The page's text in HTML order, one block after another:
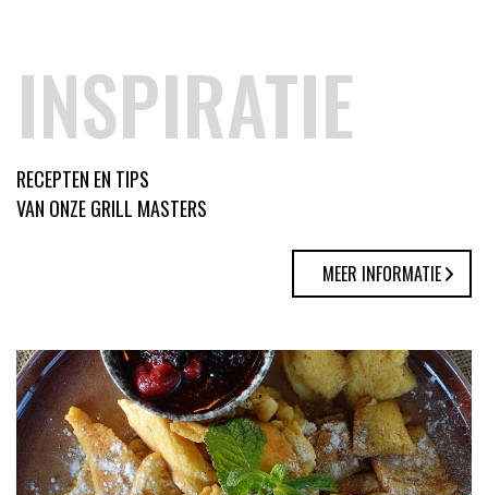
INSPIRATIE
RECEPTEN EN TIPS
VAN ONZE GRILL MASTERS
MEER INFORMATIE